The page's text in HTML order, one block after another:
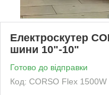
Електроскутер
шини 10"-10"
Готово до відправки
Код: CORSO Flex 1500W